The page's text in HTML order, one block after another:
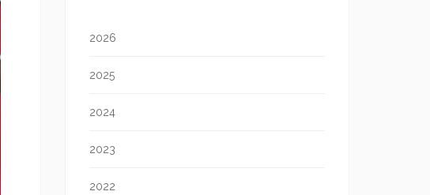
2026
2025
2024
2023
2022